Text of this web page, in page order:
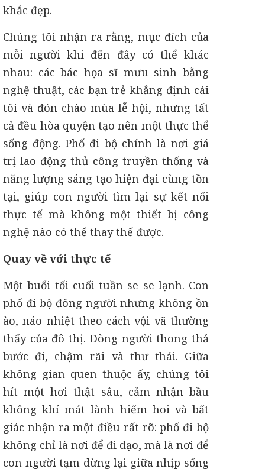
khắc đẹp.
Chúng tôi nhận ra rằng, mục đích của
mỗi người khi đến đây có thể khác
nhau: các bác họa sĩ mưu sinh bằng
nghệ thuật, các bạn trẻ khẳng định cái
tôi và đón chào mùa lễ hội, nhưng tất
cả đều hòa quyện tạo nên một thực thể
sống động. Phố đi bộ chính là nơi giá
trị lao động thủ công truyền thống và
năng lượng sáng tạo hiện đại cùng tồn
tại, giúp con người tìm lại sự kết nối
thực tế mà không một thiết bị công
nghệ nào có thể thay thế được.
Quay về với thực tế
Một buổi tối cuối tuần se se lạnh. Con
phố đi bộ đông người nhưng không ồn
ào, náo nhiệt theo cách vội vã thường
thấy của đô thị. Dòng người thong thả
bước đi, chậm rãi và thư thái. Giữa
không gian quen thuộc ấy, chúng tôi
hít một hơi thật sâu, cảm nhận bầu
không khí mát lành hiếm hoi và bất
giác nhận ra một điều rất rõ: phố đi bộ
không chỉ là nơi để đi dạo, mà là nơi để
con người tạm dừng lại giữa nhịp sống